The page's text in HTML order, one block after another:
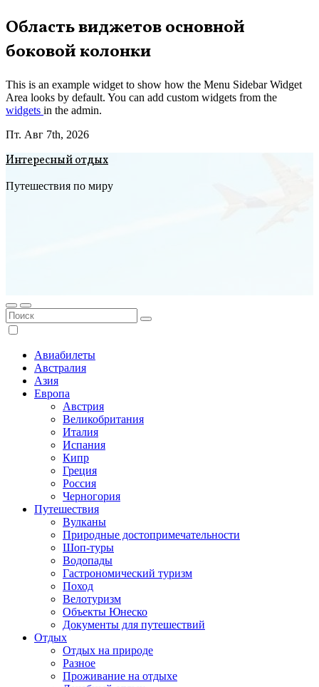
Перейти
к
содержимому
Область виджетов основной
боковой колонки
This is an example widget to show how the Menu Sidebar Widget
Area looks by default. You can add custom widgets from the
widgets in the admin.
Пт. Авг 7th, 2026
Интересный отдых
Путешествия по миру
Авиабилеты
Австралия
Азия
Европа
Австрия
Великобритания
Италия
Испания
Кипр
Греция
Россия
Черногория
Путешествия
Вулканы
Природные достопримечательности
Шоп-туры
Водопады
Гастрономический туризм
Поход
Велотуризм
Объекты Юнеско
Документы для путешествий
Отдых
Отдых на природе
Разное
Проживание на отдыхе